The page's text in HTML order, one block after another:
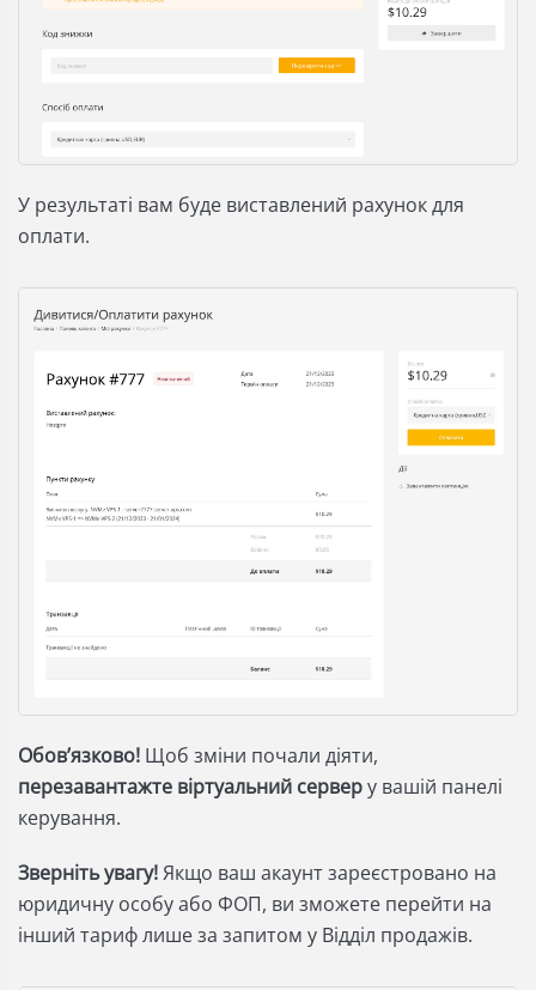
У результаті вам буде виставлений рахунок для
оплати.
Обовʼязково! Щоб зміни почали діяти,
перезавантажте віртуальний серверу вашій панелі
керування.
Зверніть увагу!Якщо ваш акаунт зареєстровано на
юридичну особу або ФОП, ви зможете перейти на
інший тариф лише за запитом у Відділ продажів.